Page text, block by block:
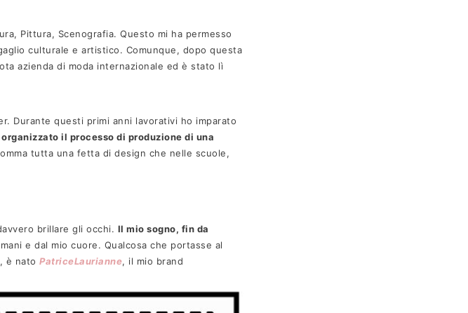
Pittura, Scenografia. Questo mi ha permesso
culturale e artistico. Comunque, dopo questa
azienda di moda internazionale ed è stato lì
Durante questi primi anni lavorativi ho imparato
il processo di produzione di una
tutta una fetta di design che nelle scuole,
brillare gli occhi. Il mio sogno, fin da
e dal mio cuore. Qualcosa che portasse al
è nato PatriceLaurianne, il mio brand
Iscriviti alla nostra newsletter per ricevere offerte
esclusive, novità in anteprima e uno sconto speciale
sul tuo primo acquisto!